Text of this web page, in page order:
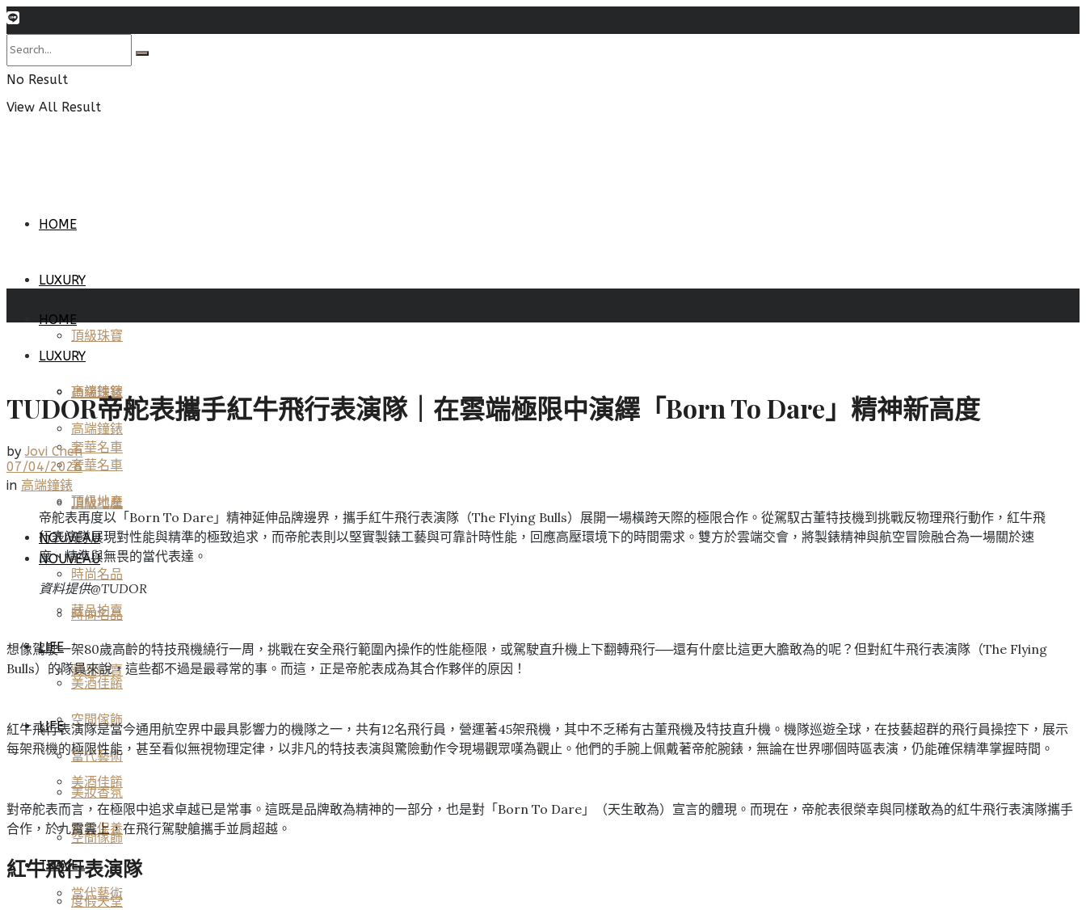
No Result
View All Result
HOME
LUXURY
頂級珠寶
高端鐘錶
奢華名車
頂級地產
NOUVEAU
時尚名品
藏品拍賣
LIFE
美酒佳餚
空間傢飾
當代藝術
HOME
LUXURY
頂級珠寶
高端鐘錶
奢華名車
頂級地產
NOUVEAU
時尚名品
藏品拍賣
LIFE
美酒佳餚
空間傢飾
當代藝術
美妝香氛
醫美保養
TRAVEL
度假天堂
TUDOR帝舵表攜手紅牛飛行表演隊｜在雲端極限中演繹「Born To Dare」精神新高度
by Jovi Chen
07/04/2026
in 高端鐘錶
帝舵表再度以「Born To Dare」精神延伸品牌邊界，攜手紅牛飛行表演隊（The Flying Bulls）展開一場橫跨天際的極限合作。從駕馭古董特技機到挑戰反物理飛行動作，紅牛飛
行表演隊展現對性能與精準的極致追求，而帝舵表則以堅實製錶工藝與可靠計時性能，回應高壓環境下的時間需求。雙方於雲端交會，將製錶精神與航空冒險融合為一場關於速
度、精準與無畏的當代表達。
資料提供@TUDOR
想像駕駛一架80歲高齡的特技飛機繞行一周，挑戰在安全飛行範圍內操作的性能極限，或駕駛直升機上下翻轉飛行──還有什麼比這更大膽敢為的呢？但對紅牛飛行表演隊（The Flying
Bulls）的隊員來說，這些都不過是最尋常的事。而這，正是帝舵表成為其合作夥伴的原因！
紅牛飛行表演隊是當今通用航空界中最具影響力的機隊之一，共有12名飛行員，營運著45架飛機，其中不乏稀有古董飛機及特技直升機。機隊巡遊全球，在技藝超群的飛行員操控下，展示
每架飛機的極限性能，甚至看似無視物理定律，以非凡的特技表演與驚險動作令現場觀眾嘆為觀止。他們的手腕上佩戴著帝舵腕錶，無論在世界哪個時區表演，仍能確保精準掌握時間。
對帝舵表而言，在極限中追求卓越已是常事。這既是品牌敢為精神的一部分，也是對「Born To Dare」（天生敢為）宣言的體現。而現在，帝舵表很榮幸與同樣敢為的紅牛飛行表演隊攜手
合作，於九霄雲上，在飛行駕駛艙攜手並肩超越。
紅牛飛行表演隊